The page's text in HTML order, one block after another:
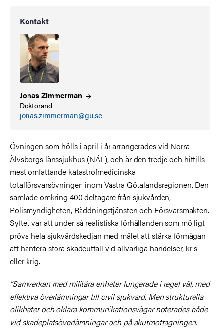
Kontakt
JonasZimmerman
Doktorand
jonas.zimmerman@gu.se
Övningen som hölls i april i år arrangerades vid Norra
Älvsborgs länssjukhus (NÄL), och är den tredje och hittills
mest omfattande katastrofmedicinska
totalförsvarsövningen inom Västra Götalandsregionen. Den
samlade omkring 400 deltagare från sjukvården,
Polismyndigheten, Räddningstjänsten och Försvarsmakten.
Syftet var att under så realistiska förhållanden som möjligt
pröva hela sjukvårdskedjan med målet att stärka förmågan
att hantera stora skadeutfall vid allvarliga händelser, kris
eller krig.
”Samverkan med militära enheter fungerade i regel väl, med
effektiva överlämningar till civil sjukvård. Men strukturella
olikheter och oklara kommunikationsvägar noterades både
vid skadeplatsöverlämningar och på akutmottagningen.